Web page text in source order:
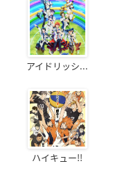
アイドリッシ...
ハイキュー!!